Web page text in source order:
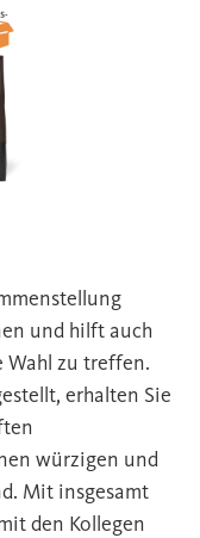
und hilft auch
Wahl zu treffen.
erhalten Sie
würzigen und
Mit insgesamt
den Kollegen